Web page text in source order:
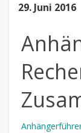
29. Juni 2016